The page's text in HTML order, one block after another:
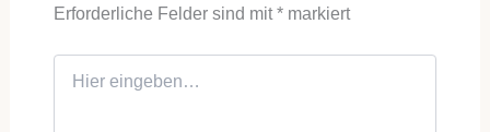
Erforderliche Felder sind mit*markiert
Hier eingeben…